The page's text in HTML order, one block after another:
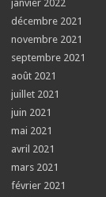
janvier 2022
décembre 2021
novembre 2021
septembre 2021
août 2021
juillet 2021
juin 2021
mai 2021
avril 2021
mars 2021
février 2021